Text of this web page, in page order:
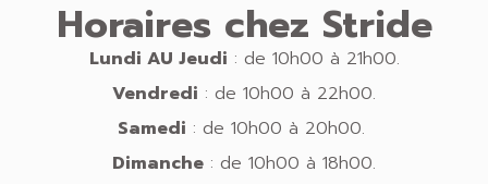
Horaires chez Stride
Lundi AU Jeudi : de 10h00 à 21h00.
Vendredi : de 10h00 à 22h00.
Samedi : de 10h00 à 20h00.
Dimanche : de 10h00 à 18h00.